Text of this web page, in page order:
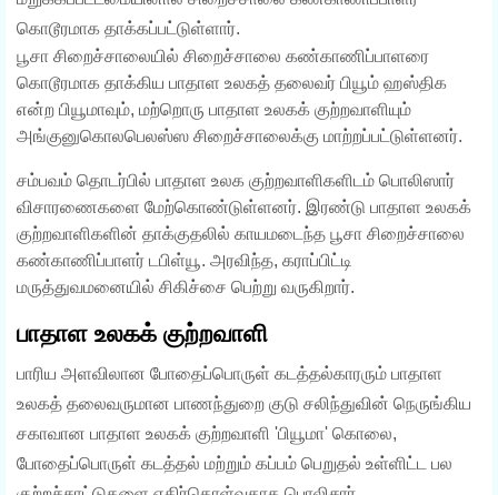
கொடூரமாக தாக்கப்பட்டுள்ளார்.
பூசா சிறைச்சாலையில் சிறைச்சாலை கண்காணிப்பாளரை
கொடூரமாக தாக்கிய பாதாள உலகத் தலைவர் பியூம் ஹஸ்திக
என்ற பியூமாவும், மற்றொரு பாதாள உலகக் குற்றவாளியும்
அங்குனுகொலபெலஸ்ஸ சிறைச்சாலைக்கு மாற்றப்பட்டுள்ளனர்.
சம்பவம் தொடர்பில் பாதாள உலக குற்றவாளிகளிடம் பொலிஸார்
விசாரணைகளை மேற்கொண்டுள்ளனர். இரண்டு பாதாள உலகக்
குற்றவாளிகளின் தாக்குதலில் காயமடைந்த பூசா சிறைச்சாலை
கண்காணிப்பாளர் டபிள்யூ. அரவிந்த, கராப்பிட்டி
மருத்துவமனையில் சிகிச்சை பெற்று வருகிறார்.
பாதாள உலகக் குற்றவாளி
பாரிய அளவிலான போதைப்பொருள் கடத்தல்காரரும் பாதாள
உலகத் தலைவருமான பாணந்துறை குடு சலிந்துவின் நெருங்கிய
சகாவான பாதாள உலகக் குற்றவாளி 'பியூமா' கொலை,
போதைப்பொருள் கடத்தல் மற்றும் கப்பம் பெறுதல் உள்ளிட்ட பல